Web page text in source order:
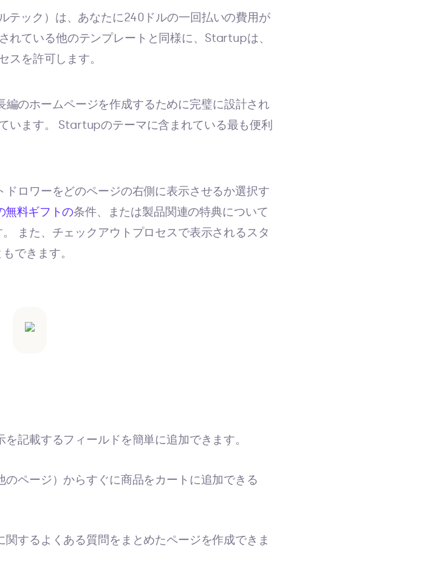
ルテック）は、あなたに240ドルの一回払いの費用が
ている他のテンプレートと同様に、Startupは、
スを許可します。
のホームページを作成するために完璧に設計され
います。 Startupのテーマに含まれている最も便利
ドロワーをどのページの右側に表示させるか選択す
無料ギフトの条件、または製品関連の特典について
また、チェックアウトプロセスで表示されるスタ
できます。
記載するフィールドを簡単に追加できます。
のページ）からすぐに商品をカートに追加できる
関するよくある質問をまとめたページを作成できま